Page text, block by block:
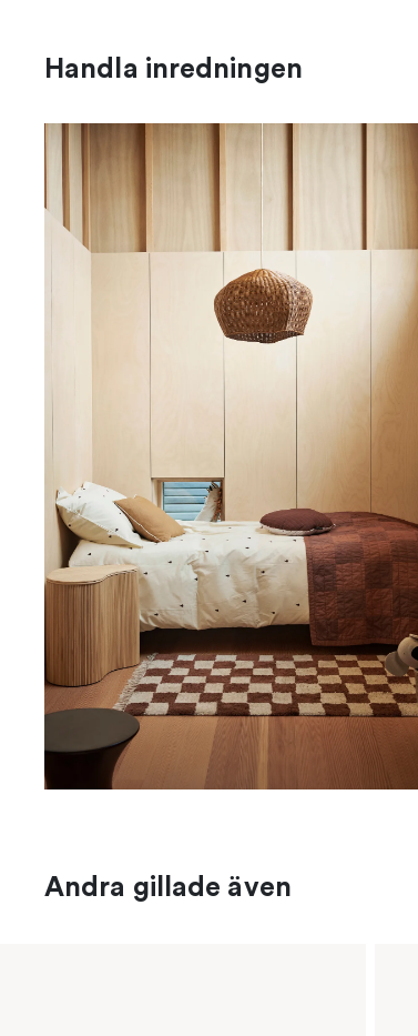
Handla inredningen
Andra gillade även